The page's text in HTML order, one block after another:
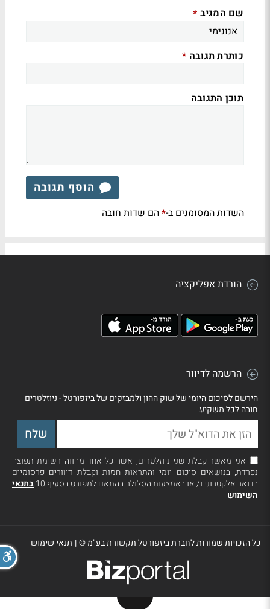
שם המגיב *
כותרת תגובה *
תוכן התגובה
הוסף תגובה
השדות המסומנים ב-*הם שדות חובה
הורדת אפליקציה
הרשמה לדיוור
הירשם לסיכום היומי של שוק ההון ולמבזקים של ביזפורטל - ניוזלטרים
חובה לכל משקיע
אני מאשר קבלת שני ניוזלטרים, אשר כל אחד מהווה רשימת תפוצה
נפרדת, בנושאים סיכום יומי והתראות חמות וקבלת דיוורים פרסומיים
בדואר אלקטרוני ו/ או באמצעות הסלולר בהתאם למפורט בסעיף 10
בתנאי
השימוש
כל הזכויות שמורות לחברת ביזפורטל תקשורת בע"מ ©| תנאי שימוש